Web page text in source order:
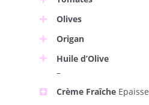
Olives
Origan
Huile d’Olive
–
Crème FraîcheEpaisse